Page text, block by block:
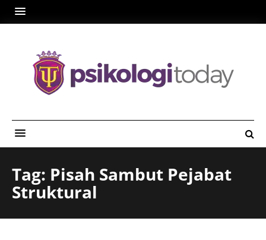
Tag: Pisah Sambut Pejabat
Struktural